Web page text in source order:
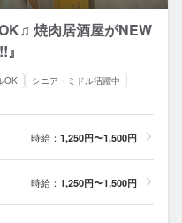
焼肉居酒屋がNEW
OK
シニア・ミドル活躍中
時給： 1,250円〜1,500円
時給： 1,250円〜1,500円